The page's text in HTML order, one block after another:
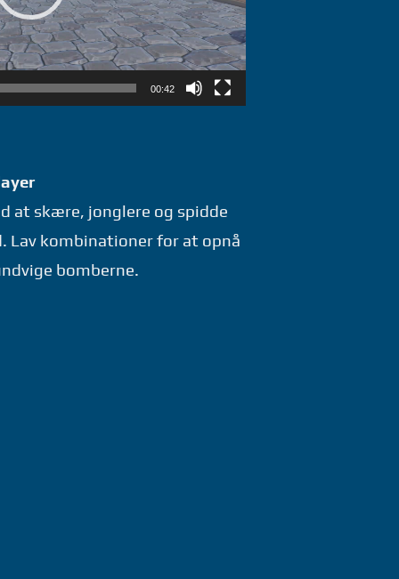
00:42
at skære, jonglere og spidde
kombinationer for at opnå
bomberne.